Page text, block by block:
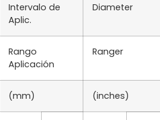
Intervalo de
Aplic.
Diameter
Rango
Aplicación
Ranger
(mm) (inches)